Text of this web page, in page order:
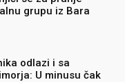
grupu iz Bara
odlazi i sa
U minusu čak